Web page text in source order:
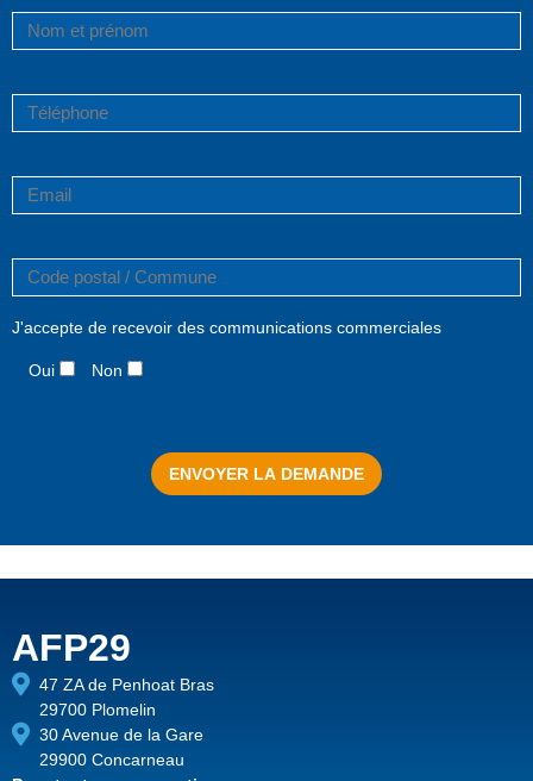
J'accepte de recevoir des communications commerciales
Oui Non
AFP29
47 ZA de Penhoat Bras
29700 Plomelin
30 Avenue de la Gare
29900 Concarneau